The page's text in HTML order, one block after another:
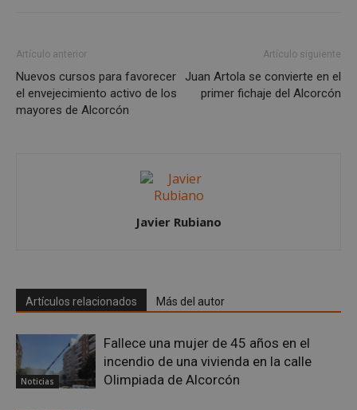
Artículo anterior
Nuevos cursos para favorecer
el envejecimiento activo de los
mayores de Alcorcón
Artículo siguiente
Juan Artola se convierte en el
primer fichaje del Alcorcón
Javier Rubiano
Artículos relacionados Más del autor
Noticias
Fallece una mujer de 45 años en el
incendio de una vivienda en la calle
Olimpiada de Alcorcón
Las cookies estrictamente necesarias permiten la
funcionalidad principal del sitio web, como el
inicio de sesión de usuario y la gestión de cuentas.